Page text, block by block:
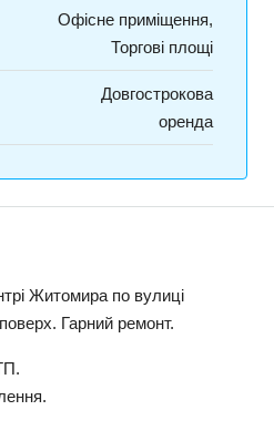
Офісне приміщення,
Торгові площі
Довгострокова
оренда
Житомира по вулиці
Гарний ремонт.